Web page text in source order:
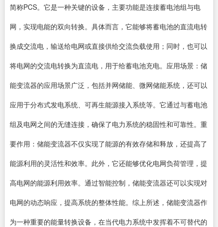
简称PCS。它是一种关键的设备，主要功能是连接蓄电池组与电
网，实现电能的双向转换。具体而言，它能够将蓄电池的直流电转
换成交流电，输送给电网或直接供给交流负载使用；同时，也可以
将电网的交流电转换为直流电，用于给蓄电池充电。应用场景：储
能变流器的应用场景广泛，包括并网储能、微网储能系统，还可以
应用于分布式发电系统、可再生能源接入系统等。它通过与蓄电池
组及电网之间的无缝连接，确保了电力系统的稳固性和可靠性。重
要作用：储能变流器不仅实现了能源的有效存储和释放，还提高了
能源利用的灵活性和效率。此外，它还能够优化电网负荷管理，提
高电网的能源利用效率。通过智能控制，储能变流器还可以实现对
电网的动态响应，提高系统的整体性能。综上所述，储能变流器作
为一种重要的能量转换设备，在当代电力系统中发挥着不可替代的